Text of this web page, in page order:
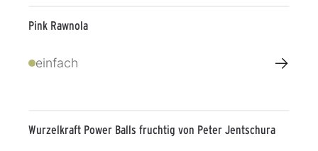
Pink Rawnola
einfach →
Wurzelkraft Power Balls fruchtig von Peter Jentschura